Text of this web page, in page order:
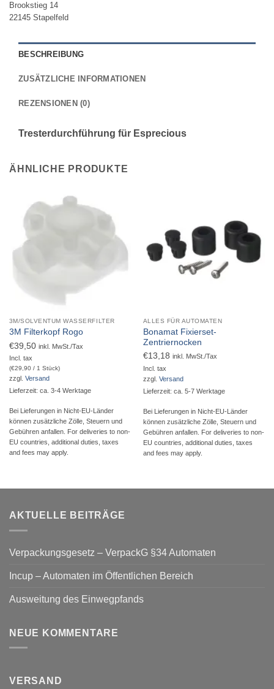
Brookstieg 14
22145 Stapelfeld
BESCHREIBUNG
ZUSÄTZLICHE INFORMATIONEN
REZENSIONEN (0)
Tresterdurchführung für Esprecious
ÄHNLICHE PRODUKTE
3M/SOLVENTUM WASSERFILTER
3M Filterkopf Rogo
€39,50 inkl. MwSt./Tax
Incl. tax
(€29,90/ 1 Stück)
zzgl. Versand
Lieferzeit: ca. 3-4 Werktage
Bei Lieferungen in Nicht-EU-Länder
können zusätzliche Zölle, Steuern und
Gebühren anfallen. For deliveries to non-
EU countries, additional duties, taxes
and fees may apply.
ALLES FÜR AUTOMATEN
Bonamat Fixierset-
Zentriernocken
€13,18 inkl. MwSt./Tax
Incl. tax
zzgl. Versand
Lieferzeit: ca. 5-7 Werktage
Bei Lieferungen in Nicht-EU-Länder
können zusätzliche Zölle, Steuern und
Gebühren anfallen. For deliveries to non-
EU countries, additional duties, taxes
and fees may apply.
AKTUELLE BEITRÄGE
Verpackungsgesetz – VerpackG §34 Automaten
Incup – Automaten im Öffentlichen Bereich
Ausweitung des Einwegpfands
NEUE KOMMENTARE
VERSAND